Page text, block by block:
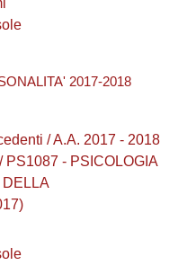
2017-2018
/ A.A. 2017 - 2018
PS1087 - PSICOLOGIA
DELLA